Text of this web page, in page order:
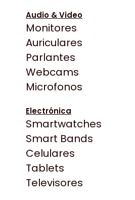
Audio & Video
Monitores
Auriculares
Parlantes
Webcams
Microfonos
Electrónica
Smartwatches
Smart Bands
Celulares
Tablets
Televisores
página de Max Tecno